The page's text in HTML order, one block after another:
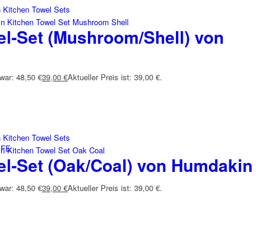
Set (Mushroom/Shell) von
48,50 €39,00 €Aktueller Preis ist: 39,00 €.
Set (Oak/Coal) von Humdakin
48,50 €39,00 €Aktueller Preis ist: 39,00 €.